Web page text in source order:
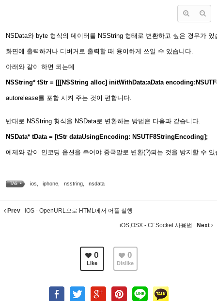
NSData와 byte 형식의 데이터를 NSString 형태로 변환하고 싶은 경우가 있
화면에 출력하거나 디버거로 출력할 때 용이하게 쓰일 수 있습니다.
아래와 같이 하면 되는데
NSString* tStr = [[[NSString alloc] initWithData:aData
autorelease를 포함 시켜 주는 것이 편합니다.
반대로 NSString 형식을 NSData로 변환하는 방법은 다음과 같습니다.
NSData* tData = [tStr dataUsingEncoding: NSUTF8StringEncoding];
예제와 같이 인코딩 옵션을 주어야 중국말로 변환(?)되는 것을 방지할 수 있
TAG • ios iphone nsstring nsdata
Prev iOS - OpenURL으로 HTML에서 어플 실행
iOS,OSX - CFSocket 사용법 Next
0
Like
0
Dislike